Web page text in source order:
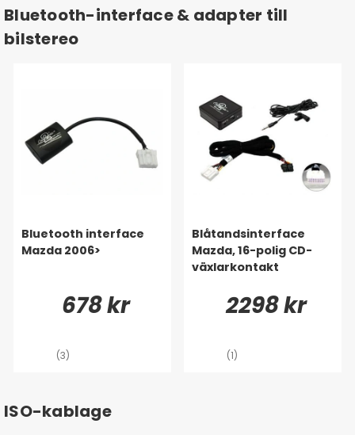
Bluetooth-interface & adapter till
bilstereo
Bluetooth interface
Mazda 2006>
678 kr
(3)
Blåtandsinterface
Mazda, 16-polig CD-
växlarkontakt
2298 kr
(1)
ISO-kablage